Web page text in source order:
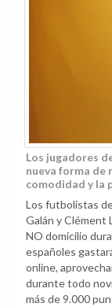
Los jugadores
nueva forma de
comodidad y la
Los futbolistas
Galán y Clément
NO domicilio
españoles
online,
durante todo
más de 9.000